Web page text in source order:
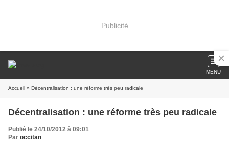
Publicité
MENU
Accueil » Décentralisation : une réforme très peu radicale
Décentralisation : une réforme très peu radicale
Publié le 24/10/2012 à 09:01
Par occitan